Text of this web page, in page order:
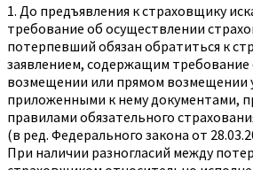
1. До предъявления к страховщику
требование об осуществлении
потерпевший обязан обратиться к
заявлением, содержащим требование
возмещении или прямом возмещении
приложенными к нему документами,
правилами обязательного
(в ред. Федерального закона от
При наличии разногласий между